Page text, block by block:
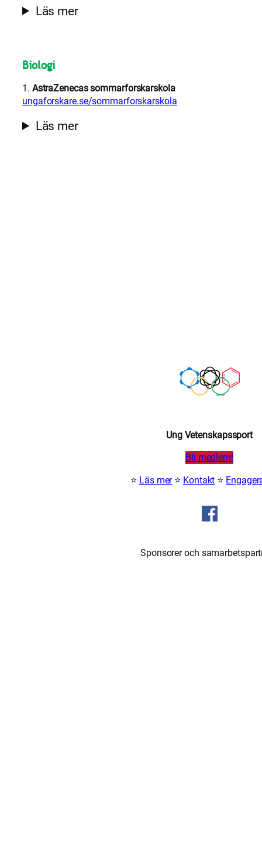
Läs mer
Biologi
1. AstraZenecas sommarforskarskola
ungaforskare.se/sommarforskarskola
Läs mer
Ung Vetenskapssport
Bli medlem!
⭐ Läs mer⭐ Kontakt ⭐
Sponsorer och